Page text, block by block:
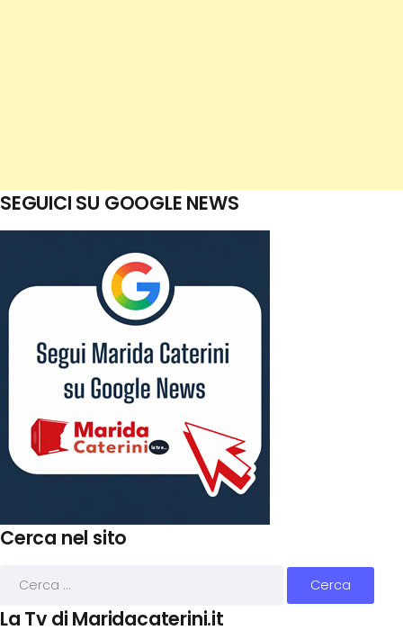
SEGUICI SU GOOGLE NEWS
Cerca nel sito
La Tv di Maridacaterini.it